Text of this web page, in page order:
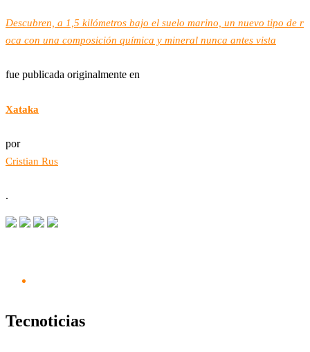
Descubren, a 1,5 kilómetros bajo el suelo marino, un nuevo tipo de r
oca con una composición química y mineral nunca antes vista
fue publicada originalmente en
Xataka
por
Cristian Rus
.
Tecnoticias